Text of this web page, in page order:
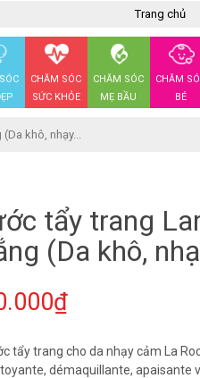
Trang chủ
CHĂM SÓC
SỨC KHỎE
CHĂM SÓC
MẸ BẦU
CHĂM
BÉ
khô, nhạy...
tẩy trang
(Da khô,
tẩy trang cho da nhạy cảm La
démaquillante, apaisante